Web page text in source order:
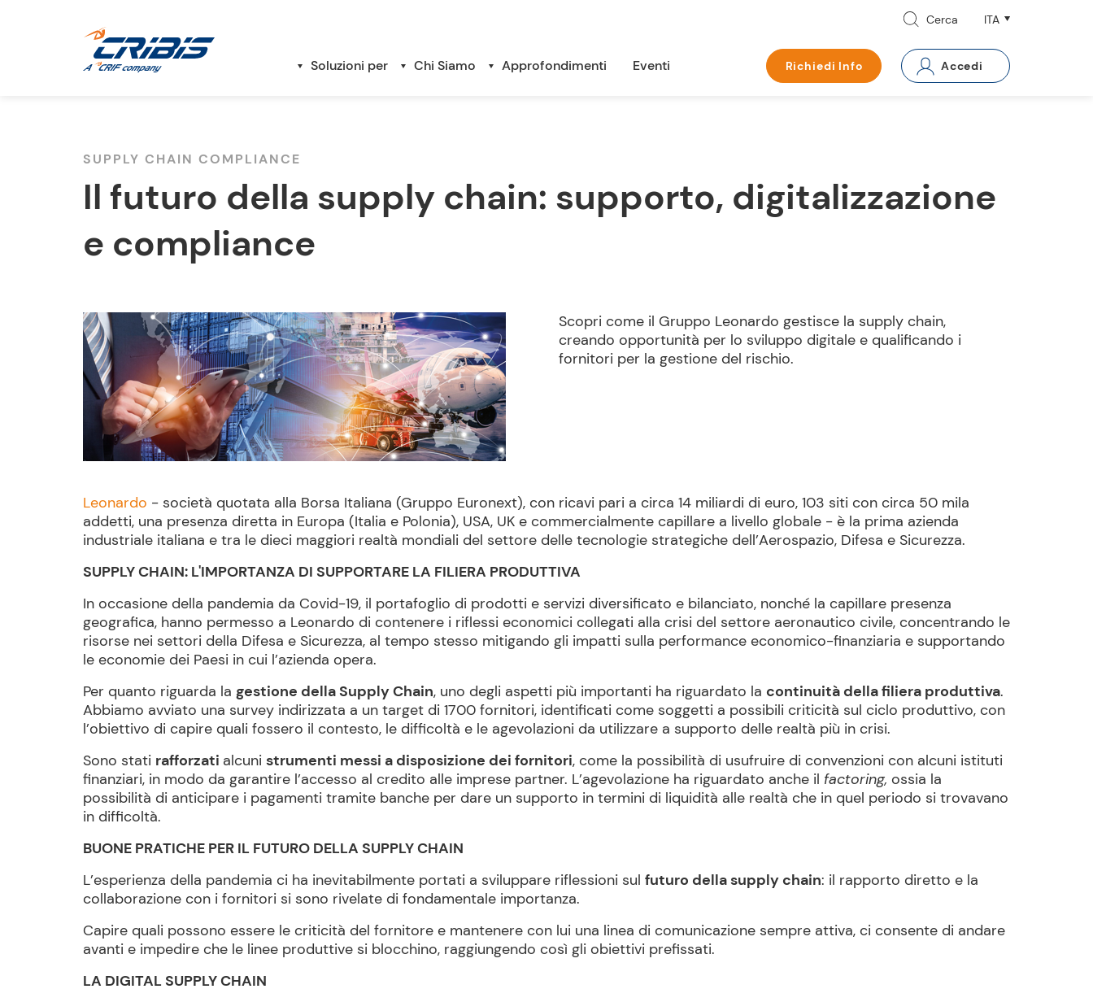
Cerca
Soluzioni per Chi Siamo Approfondimenti Eventi Richiedi Info Accedi
SUPPLY CHAIN COMPLIANCE
Il futuro della supply chain: supporto, digitalizzazione
e compliance
Scopri come il Gruppo Leonardo gestisce la supply chain,
creando opportunità per lo sviluppo digitale e qualificando i
fornitori per la gestione del rischio.
Leonardo - società quotata alla Borsa Italiana (Gruppo Euronext), con ricavi pari a circa 14 miliardi di euro, 103 siti con circa 50 mila
addetti, una presenza diretta in Europa (Italia e Polonia), USA, UK e commercialmente capillare a livello globale - è la prima azienda
industriale italiana e tra le dieci maggiori realtà mondiali del settore delle tecnologie strategiche dell’Aerospazio, Difesa e Sicurezza.
SUPPLY CHAIN: L'IMPORTANZA DI SUPPORTARE LA FILIERA PRODUTTIVA
In occasione della pandemia da Covid-19, il portafoglio di prodotti e servizi diversificato e bilanciato, nonché la capillare presenza
geografica, hanno permesso a Leonardo di contenere i riflessi economici collegati alla crisi del settore aeronautico civile, concentrando le
risorse nei settori della Difesa e Sicurezza, al tempo stesso mitigando gli impatti sulla performance economico-finanziaria e supportando
le economie dei Paesi in cui l’azienda opera.
Per quanto riguarda la gestione della Supply Chain, uno degli aspetti più importanti ha riguardato la continuità della filiera produttiva.
Abbiamo avviato una survey indirizzata a un target di 1700 fornitori, identificati come soggetti a possibili criticità sul ciclo produttivo, con
l’obiettivo di capire quali fossero il contesto, le difficoltà e le agevolazioni da utilizzare a supporto delle realtà più in crisi.
Sono stati rafforzati alcuni strumenti messi a disposizione dei fornitori, come la possibilità di usufruire di convenzioni con alcuni istituti
finanziari, in modo da garantire l’accesso al credito alle imprese partner. L’agevolazione ha riguardato anche il factoring, ossia la
possibilità di anticipare i pagamenti tramite banche per dare un supporto in termini di liquidità alle realtà che in quel periodo si trovavano
in difficoltà.
BUONE PRATICHE PER IL FUTURO DELLA SUPPLY CHAIN
L’esperienza della pandemia ci ha inevitabilmente portati a sviluppare riflessioni sul futuro della supply chain: il rapporto diretto e la
collaborazione con i fornitori si sono rivelate di fondamentale importanza.
Capire quali possono essere le criticità del fornitore e mantenere con lui una linea di comunicazione sempre attiva, ci consente di andare
avanti e impedire che le linee produttive si blocchino, raggiungendo così gli obiettivi prefissati.
LA DIGITAL SUPPLY CHAIN